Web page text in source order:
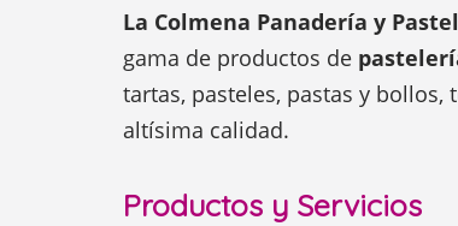
La Colmena Panadería y
gama de productos de
tartas, pasteles, pastas y
altísima calidad.
Productos y Servicios